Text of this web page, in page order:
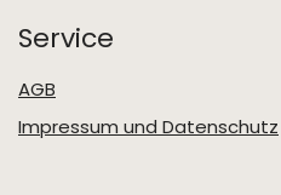
Service
AGB
Impressum und Datenschutz